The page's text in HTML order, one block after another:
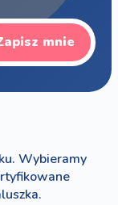
mnie
Wybieramy